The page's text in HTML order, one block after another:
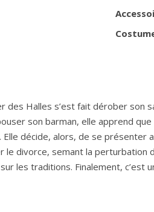
des Halles s’est fait dérober son
son barman, elle apprend
décide, alors, de se présenter
divorce, semant la perturbation
les traditions. Finalement, c’est